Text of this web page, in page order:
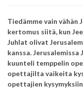
Tiedämme vain vähän
kertomus siitä, kun
Juhlat olivat
kanssa.Jerusalemissa
kuunteli temppelin
opettajilta vaikeita
opettajien